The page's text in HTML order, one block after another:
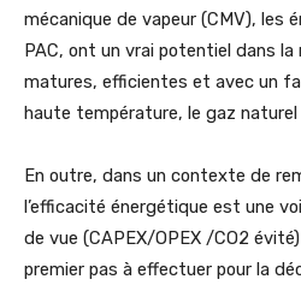
mécanique de vapeur (CMV), les
PAC, ont un vrai potentiel dans la
matures, efficientes et avec un
haute température, le gaz naturel
En outre, dans un contexte de
l’efficacité énergétique est une
de vue (CAPEX/OPEX /CO2
premier pas à effectuer pour la